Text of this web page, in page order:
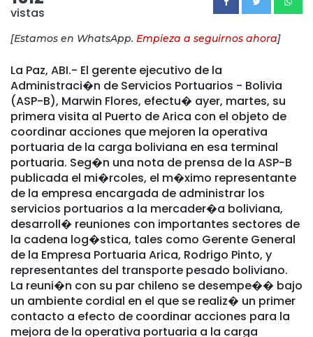
vistas
[Estamos en WhatsApp. Empieza a seguirnos ahora]
La Paz, ABI.- El gerente ejecutivo de la
Administraci�n de Servicios Portuarios - Bolivia
(ASP-B), Marwin Flores, efectu� ayer, martes, su
primera visita al Puerto de Arica con el objeto de
coordinar acciones que mejoren la operativa
portuaria de la carga boliviana en esa terminal
portuaria. Seg�n una nota de prensa de la ASP-B
publicada el mi�rcoles, el m�ximo representante
de la empresa encargada de administrar los
servicios portuarios a la mercader�a boliviana,
desarroll� reuniones con importantes sectores de
la cadena log�stica, tales como Gerente General
de la Empresa Portuaria Arica, Rodrigo Pinto, y
representantes del transporte pesado boliviano.
La reuni�n con su par chileno se desempe�� bajo
un ambiente cordial en el que se realiz� un primer
contacto a efecto de coordinar acciones para la
mejora de la operativa portuaria a la carga